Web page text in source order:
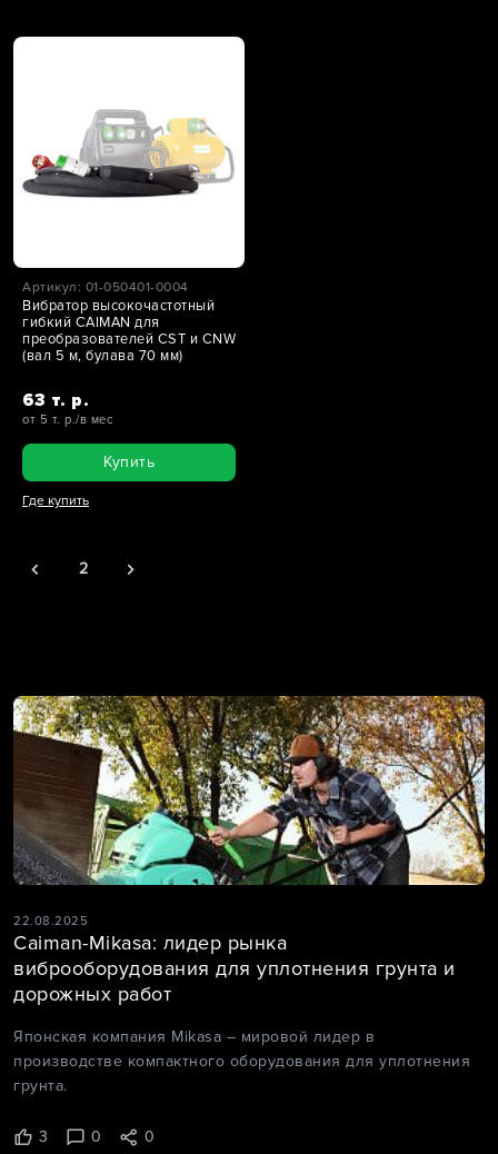
Артикул: 01-050401-0004
Вибратор высокочастотный
гибкий CAIMAN для
преобразователей CST и CNW
(вал 5 м, булава 70 мм)
63 т. р.
от 5 т. р./в мес
Купить
Где купить
2
22.08.2025
Caiman-Mikasa: лидер рынка
виброоборудования для уплотнения грунта и
дорожных работ
Японская компания Mikasa – мировой лидер в
производстве компактного оборудования для уплотнения
грунта.
3 0 0